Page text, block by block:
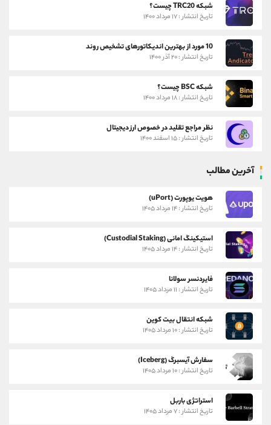
شبکه TRC20 چیست؟
تاریخ انتشار : ۱۷ مرداد ۱۴۰۰
10 مورد از بهترین اندیکاتورهای تشخیص روند
تاریخ انتشار : ۲۰ آذر ۱۴۰۰
شبکه BSC چیست؟
تاریخ انتشار : ۱۸ مرداد ۱۴۰۰
نظر مراجع تقلید در خصوص ارز دیجیتال
تاریخ انتشار : ۱۵ اسفند ۱۴۰۰
آخرین مطالب
هویت یوپورت (uPort)
تاریخ انتشار : ۱۴ مرداد ۱۴۰۵
استیکینگ امانی (Custodial Staking)
تاریخ انتشار : ۱۴ مرداد ۱۴۰۵
فایردنسر سولانا
تاریخ انتشار : ۱۱ مرداد ۱۴۰۵
شبکه انتقال بیت کوین
تاریخ انتشار : ۱۰ مرداد ۱۴۰۵
سفارش آیسبرگ (Iceberg)
تاریخ انتشار : ۱۰ مرداد ۱۴۰۵
استراتژی باربل
تاریخ انتشار : ۷ مرداد ۱۴۰۵